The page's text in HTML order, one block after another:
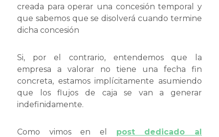
creada para operar una concesión temporal y
que sabemos que se disolverá cuando termine
dicha concesión
Si, por el contrario, entendemos que la
empresa a valorar no tiene una fecha fin
concreta, estamos implícitamente asumiendo
que los flujos de caja se van a generar
indefinidamente.
Como vimos en el post dedicado al